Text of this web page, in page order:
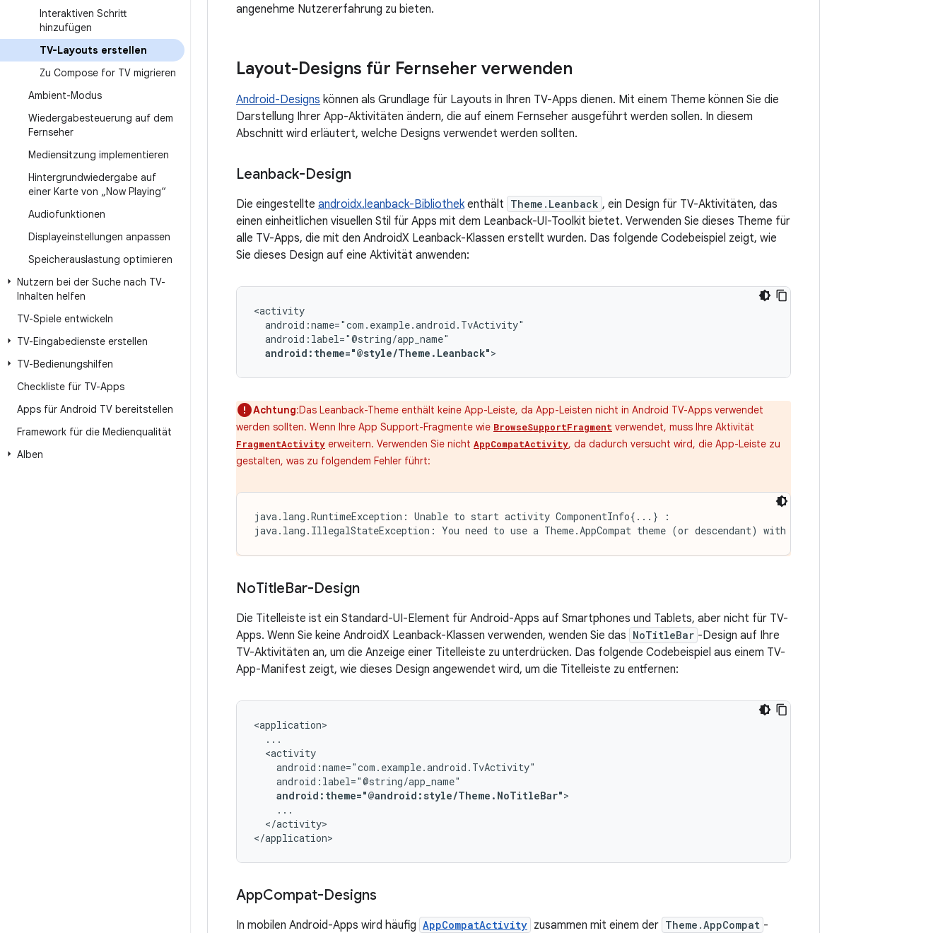
Interaktiven Schritt
hinzufügen
TV-Layouts erstellen
Zu Compose for TV migrieren
Ambient-Modus
Wiedergabesteuerung auf dem
Fernseher
Mediensitzung implementieren
Hintergrundwiedergabe auf
einer Karte von „Now Playing“
Audiofunktionen
Displayeinstellungen anpassen
Speicherauslastung optimieren
Nutzern bei der Suche nach TV-
Inhalten helfen
TV-Spiele entwickeln
TV-Eingabedienste erstellen
TV-Bedienungshilfen
Checkliste für TV-Apps
Apps für Android TV bereitstellen
Framework für die Medienqualität
Alben
angenehme Nutzererfahrung zu bieten.
Layout-Designs für Fernseher verwenden
Android-Designs können als Grundlage für Layouts in Ihren TV-Apps dienen. Mit einem Theme können Sie die
Darstellung Ihrer App-Aktivitäten ändern, die auf einem Fernseher ausgeführt werden sollen. In diesem
Abschnitt wird erläutert, welche Designs verwendet werden sollten.
Leanback-Design
Die eingestellte androidx.leanback-Bibliothekenthält Theme.Leanback , ein Design für TV-Aktivitäten, das
einen einheitlichen visuellen Stil für Apps mit dem Leanback-UI-Toolkit bietet. Verwenden Sie dieses Theme für
alle TV-Apps, die mit den AndroidX Leanback-Klassen erstellt wurden. Das folgende Codebeispiel zeigt, wie
Sie dieses Design auf eine Aktivität anwenden:
android:theme="@style/Theme.Leanback">
Achtung:Das Leanback-Theme enthält keine App-Leiste, da App-Leisten nicht in Android TV-Apps verwendet
werden sollten. Wenn Ihre App Support-Fragmente wie BrowseSupportFragment verwendet, muss Ihre Aktivität
FragmentActivity erweitern. Verwenden Sie nicht AppCompatActivity, da dadurch versucht wird, die App-Leiste zu
gestalten, was zu folgendem Fehler führt:
java.lang.RuntimeException: Unable to start activity ComponentInfo{...} :
java.lang.IllegalStateException: You need to use a Theme.AppCompat theme (or descendant) with this activity.
NoTitleBar-Design
Die Titelleiste ist ein Standard-UI-Element für Android-Apps auf Smartphones und Tablets, aber nicht für TV-
Apps. Wenn Sie keine AndroidX Leanback-Klassen verwenden, wenden Sie das NoTitleBar -Design auf Ihre
TV-Aktivitäten an, um die Anzeige einer Titelleiste zu unterdrücken. Das folgende Codebeispiel aus einem TV-
App-Manifest zeigt, wie dieses Design angewendet wird, um die Titelleiste zu entfernen:
android:theme="@android:style/Theme.NoTitleBar"
</activity>
</application>
AppCompat-Designs
In mobilen Android-Apps wird häufig AppCompatActivity zusammen mit einem der Theme.AppCompat -